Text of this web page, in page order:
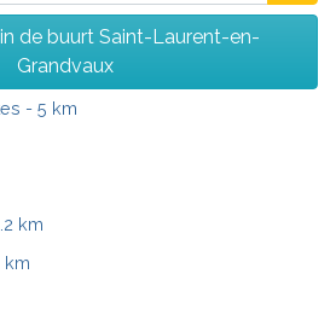
de buurt Saint-Laurent-en-
Grandvaux
- 5 km
km
km